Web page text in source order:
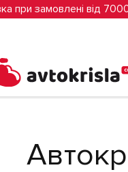
при замовлені від
Green)